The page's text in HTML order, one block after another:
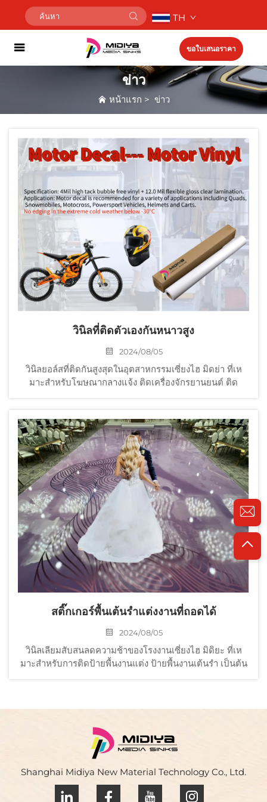
TH
ขอใบเสนอราคา
ข่าว
หน้าแรก > ข่าว
วินิลที่ติดตัวเองกันหนาวสูง
2024/08/05
วินิลยอล์สที่ติดกันสูงสุดในอุตสาหกรรมเซี่ยงไฮ มิดย่า ที่เห
มาะสําหรับโฆษณากลางแจ้ง ติดเครื่องจักรยานยนต์ ติด
สติ๊กเกอร์พื้นเต้นรําแต่งงานที่ถอดได้
2024/08/05
วินิลเลียมสับสนลดความช้าของโรงงานเซี่ยงไฮ มิดิยะ ที่เห
มาะสําหรับการติดป้ายพื้นงานแต่ง ป้ายพื้นงานเต้นรํา เป็นต้น
Shanghai Midiya New Material Technology Co., Ltd.